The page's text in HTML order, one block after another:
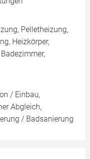
Pelletheizung,
Heizkörper,
/ Einbau,
Abgleich,
/ Badsanierung